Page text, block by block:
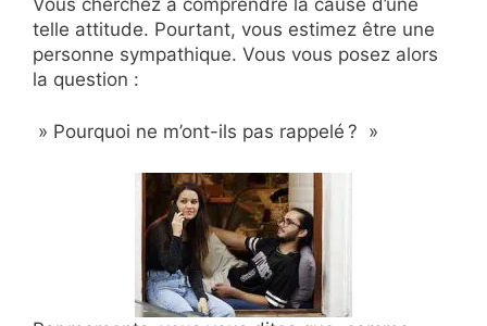
telle attitude. Pourtant, vous estimez être une
personne sympathique. Vous vous posez alors
la question :
» Pourquoi ne m’ont-ils pas rappelé ? »